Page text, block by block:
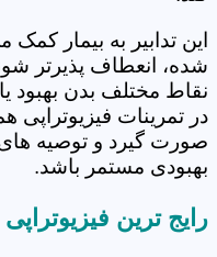
این تدابیر به بیمار
شده، انعطاف پذیرتر
نقاط مختلف بدن بهبود
در تمرینات فیزیوتراپی
صورت گیرد و توصیه های
بهبودی مستمر باشد.
رایج ترین